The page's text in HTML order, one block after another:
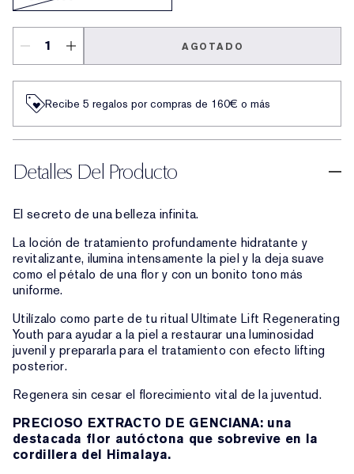
AGOTADO
Recibe 5 regalos por compras de 160€ o más
Detalles Del Producto
El secreto de una belleza infinita.
La loción de tratamiento profundamente hidratante y
revitalizante, ilumina intensamente la piel y la deja suave
como el pétalo de una flor y con un bonito tono más
uniforme.
Utilízalo como parte de tu ritual Ultimate Lift Regenerating
Youth para ayudar a la piel a restaurar una luminosidad
juvenil y prepararla para el tratamiento con efecto lifting
posterior.
Regenera sin cesar el florecimiento vital de la juventud.
PRECIOSO EXTRACTO DE GENCIANA: una
destacada flor autóctona que sobrevive en la
cordillera del Himalaya.